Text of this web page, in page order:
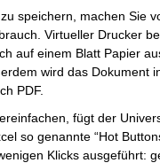
speichern, machen Sie
Virtueller Drucker
auf einem Blatt Papier
wird das Dokument
PDF.
fügt der
so genannte “Hot
Klicks ausgeführt: